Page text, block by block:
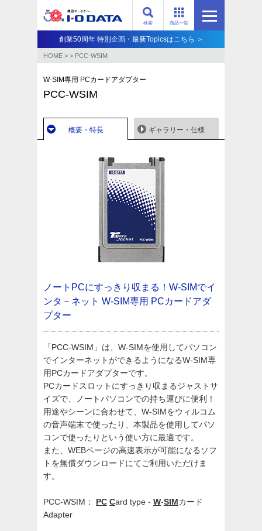
商品一覧
検索
創業50周年 特別企画・最新Topicsはこちら ＞
HOME > > PCC-WSIM
W-SIM専用 PCカードアダプター
PCC-WSIM
概要・特長 ギャラリー・仕様
ノートPCにすっきり収まる！W-SIMでイ
ンタ－ネット W-SIM専用 PCカードアダ
プター
「PCC-WSIM」は、W-SIMを使用してパソコン
でインターネットができるようになるW-SIM専
用PCカードアダプターです。
PCカードスロットにすっきり収まるジャストサ
イズで、ノートパソコンでの持ち運びに便利！
用途やシーンに合わせて、W-SIMをウィルコム
の音声端末で使ったり、本製品を使用してパソ
コンで使ったりという使い方に最適です。
また、WEBページの高速表示が可能になるソフ
トを無償ダウンロードにてご利用いただけま
す。
PCC-WSIM： PC Card type - W-SIMカード
Adapter